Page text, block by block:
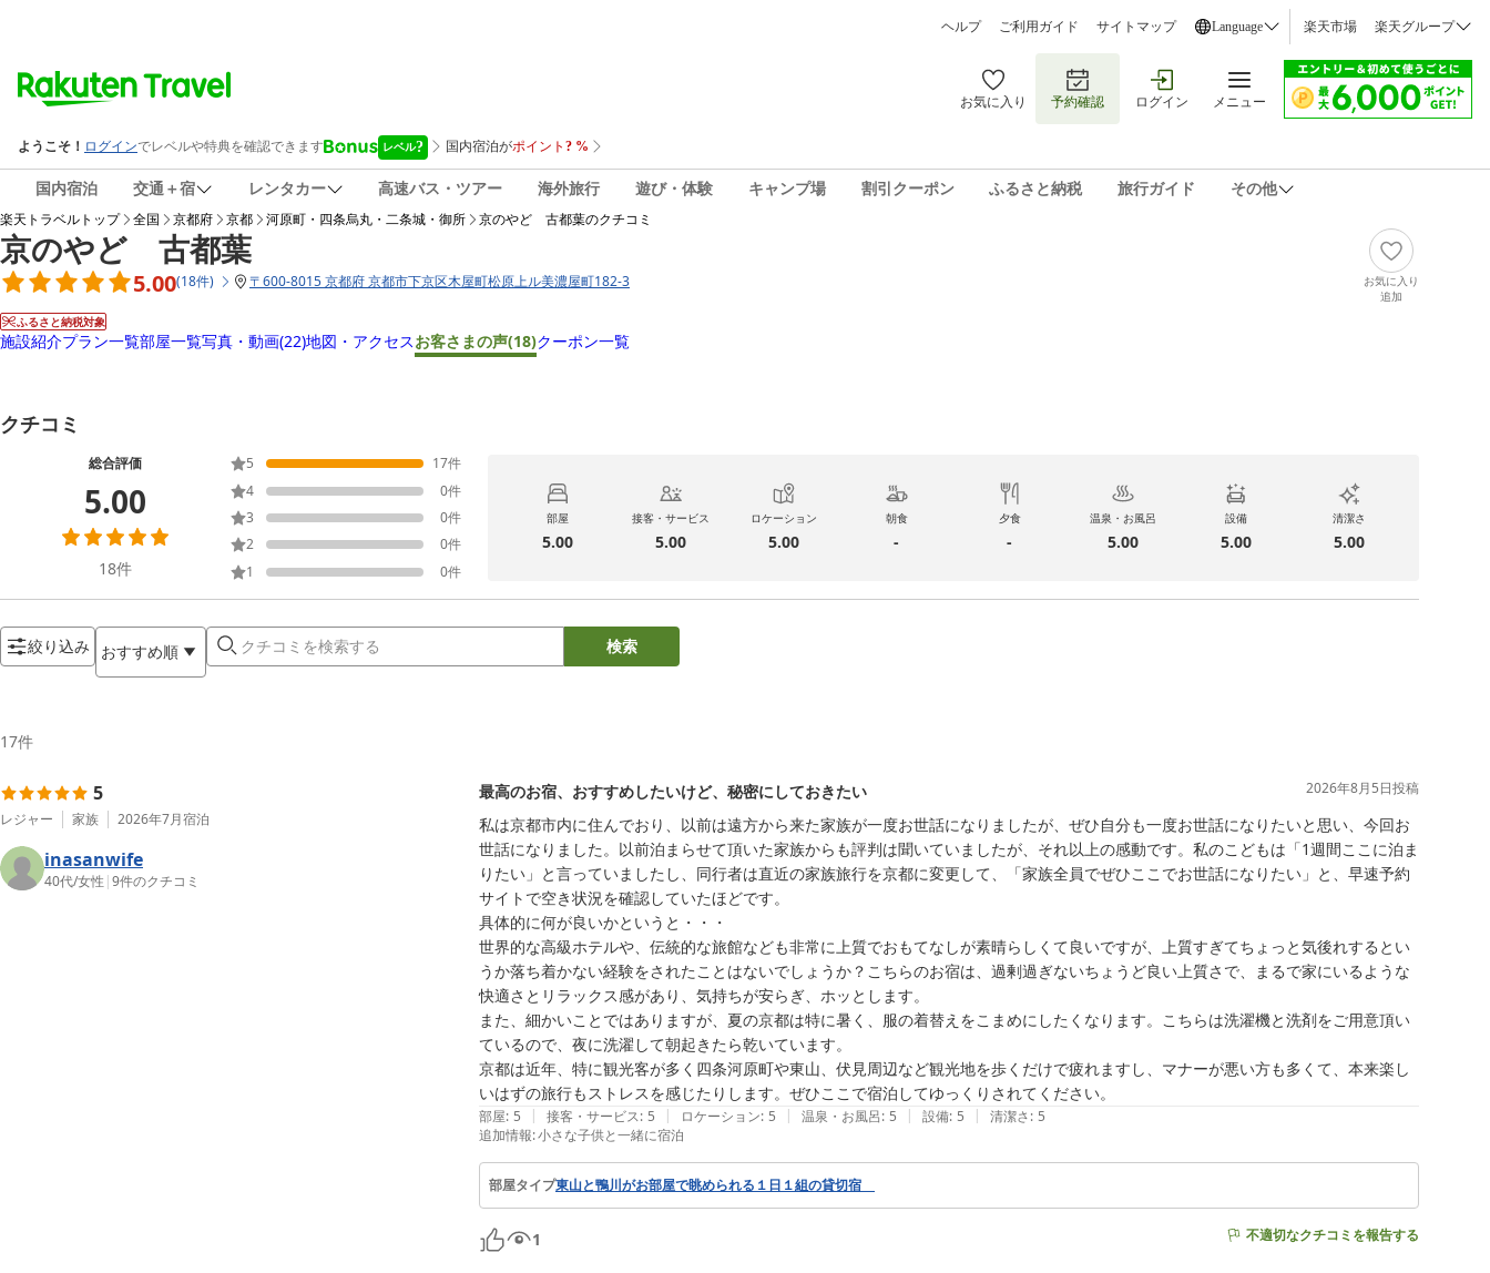
ヘルプ ご利用ガイド サイトマップ Language 楽天市場 楽天グループ
お気に入り 予約確認 ログイン メニュー
国内宿泊 交通＋宿 レンタカー 高速バス・ツアー 海外旅行 遊び・体験 キャンプ場 割引クーポン ふるさと納税 旅行ガイド その他
楽天トラベルトップ 全国 京都府 京都 河原町・四条烏丸・二条城・御所 京のやど 古都葉のクチコミ
京のやど 古都葉
5.00(18件) 〒600-8015 京都府 京都市下京区木屋町松原上ル美濃屋町182-3
ふるさと納税対象
お気に入り
追加
施設紹介プラン一覧部屋一覧写真・動画(22)地図・アクセスお客さまの声(18)クーポン一覧
クチコミ
総合評価
5.00
18件
5 17件
4
0件
3
0件
2
0件
1
0件
部屋
5.00
接客・サービス
5.00
ロケーション
5.00
朝食
-
夕食
-
温泉・お風呂
5.00
設備
5.00
清潔さ
5.00
絞り込み おすすめ順 検索
17件
5
レジャー 家族 2026年7月宿泊
inasanwife
40代/女性 |9件のクチコミ
最高のお宿、おすすめしたいけど、秘密にしておきたい 2026年8月5日投稿
私は京都市内に住んでおり、以前は遠方から来た家族が一度お世話になりましたが、ぜひ自分も一度お世話になりたいと思い、今回お
世話になりました。以前泊まらせて頂いた家族からも評判は聞いていましたが、それ以上の感動です。私のこどもは「1週間ここに泊ま
りたい」と言っていましたし、同行者は直近の家族旅行を京都に変更して、「家族全員でぜひここでお世話になりたい」と、早速予約
サイトで空き状況を確認していたほどです。
具体的に何が良いかというと・・・
世界的な高級ホテルや、伝統的な旅館なども非常に上質でおもてなしが素晴らしくて良いですが、上質すぎてちょっと気後れするとい
うか落ち着かない経験をされたことはないでしょうか？こちらのお宿は、過剰過ぎないちょうど良い上質さで、まるで家にいるような
快適さとリラックス感があり、気持ちが安らぎ、ホッとします。
また、細かいことではありますが、夏の京都は特に暑く、服の着替えをこまめにしたくなります。こちらは洗濯機と洗剤をご用意頂い
ているので、夜に洗濯して朝起きたら乾いています。
京都は近年、特に観光客が多く四条河原町や東山、伏見周辺など観光地を歩くだけで疲れますし、マナーが悪い方も多くて、本来楽し
いはずの旅行もストレスを感じたりします。ぜひここで宿泊してゆっくりされてください。
部屋: 5 | 接客・サービス: 5 | ロケーション: 5 | 温泉・お風呂: 5 | 設備: 5 | 清潔さ: 5
追加情報:小さな子供と一緒に宿泊
部屋タイプ東山と鴨川がお部屋で眺められる１日１組の貸切宿
1 不適切なクチコミを報告する